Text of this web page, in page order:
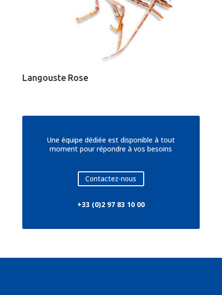
Langouste Rose
Une équipe dédiée est disponible à tout
moment pour répondre à vos besoins
Contactez-nous
+33 (0)2 97 83 10 00